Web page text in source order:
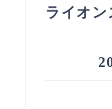
ライオ